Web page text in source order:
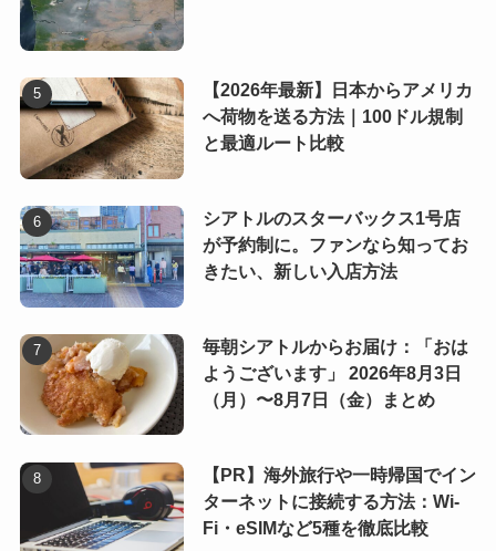
【2026年最新】日本からアメリカ
へ荷物を送る方法｜100ドル規制
と最適ルート比較
シアトルのスターバックス1号店
が予約制に。ファンなら知ってお
きたい、新しい入店方法
毎朝シアトルからお届け：「おは
ようございます」 2026年8月3日
（月）〜8月7日（金）まとめ
【PR】海外旅行や一時帰国でイン
ターネットに接続する方法：Wi-
Fi・eSIMなど5種を徹底比較